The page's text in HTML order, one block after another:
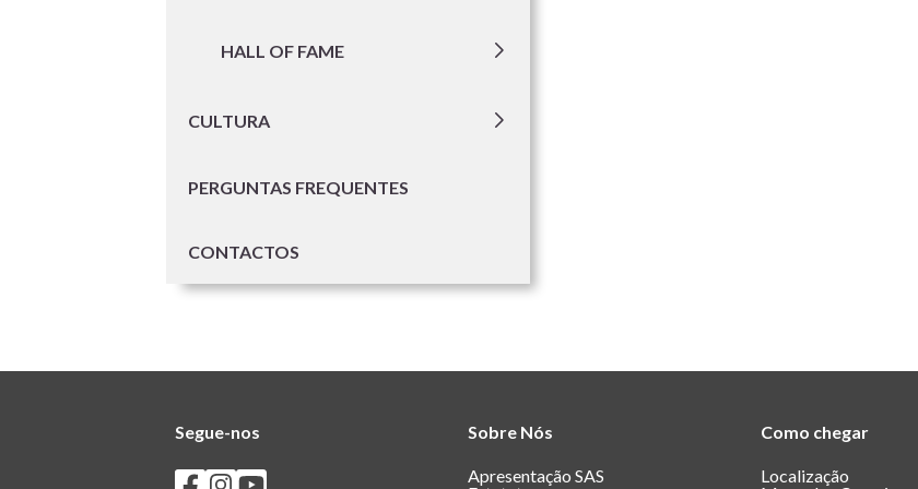
HALL OF FAME
CULTURA
PERGUNTAS FREQUENTES
CONTACTOS
Segue-nos
Seguir os SASUM no Facebook
Seguir os SASUM no Instagram
Seguir os SASUM no Youtube
Sobre Nós
Apresentação SAS
Como chegar
Localização